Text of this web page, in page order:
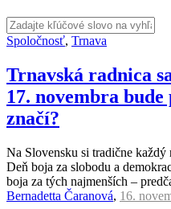
Spoločnosť, Trnava
Trnavská radnica
17. novembra
značí?
Na Slovensku si tradične
Deň boja za slobodu a
boja za tých najmenších –
Bernadetta Čaranová, 16.